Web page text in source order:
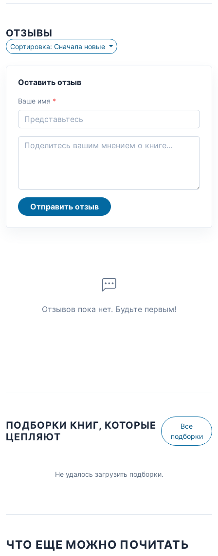
ОТЗЫВЫ
Сортировка: Сначала новые
Оставить отзыв
Ваше имя *
Отправить отзыв
Отзывов пока нет. Будьте первым!
ПОДБОРКИ КНИГ, КОТОРЫЕ
ЦЕПЛЯЮТ
Все
подборки
Не удалось загрузить подборки.
ЧТО ЕЩЕ МОЖНО ПОЧИТАТЬ